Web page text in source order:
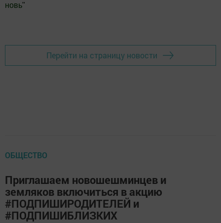
новь"
Перейти на страницу новости
ОБЩЕСТВО
Приглашаем новошешминцев и
земляков включиться в акцию
#ПОДПИШИРОДИТЕЛЕЙ и
#ПОДПИШИБЛИЗКИХ